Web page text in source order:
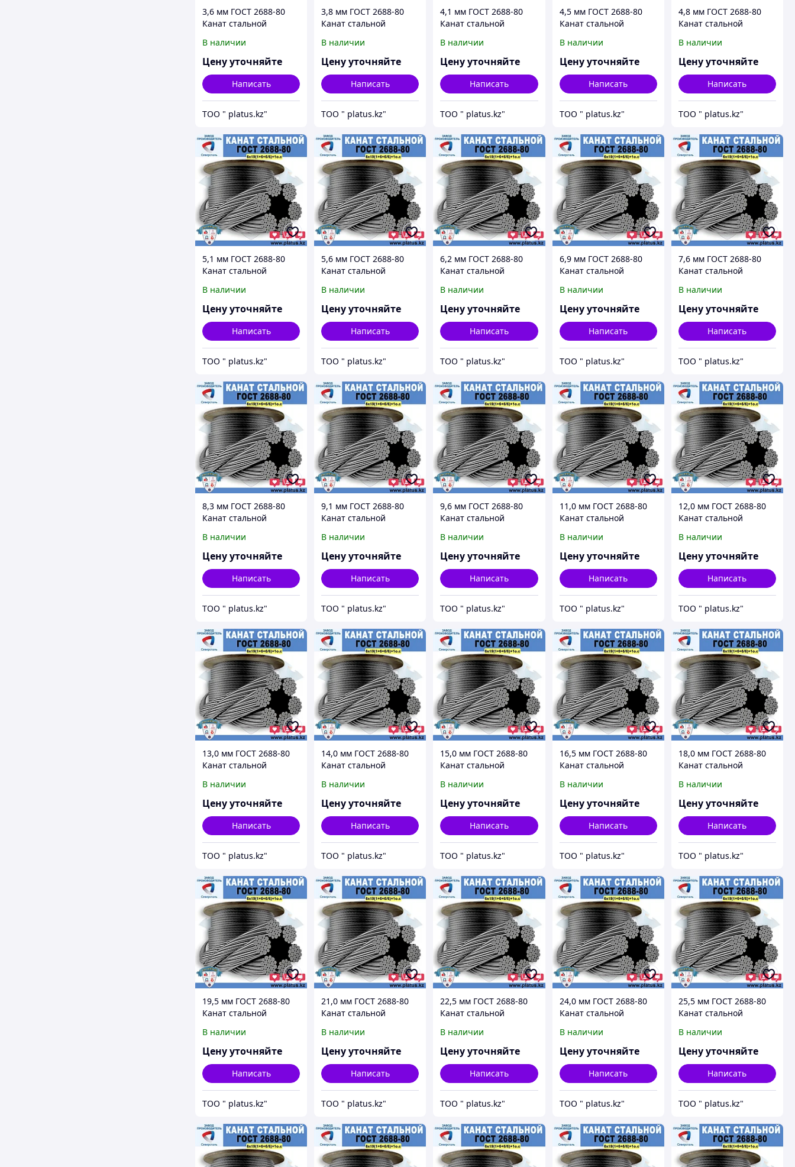
3,6 мм ГОСТ 2688-80
Канат стальной
В наличии
Цену уточняйте
Написать
ТОО " platus.kz"
3,8 мм ГОСТ 2688-80
Канат стальной
В наличии
Цену уточняйте
Написать
ТОО " platus.kz"
4,1 мм ГОСТ 2688-80
Канат стальной
В наличии
Цену уточняйте
Написать
ТОО " platus.kz"
4,5 мм ГОСТ 2688-80
Канат стальной
В наличии
Цену уточняйте
Написать
ТОО " platus.kz"
4,8 мм ГОСТ 2688-80
Канат стальной
В наличии
Цену уточняйте
Написать
ТОО " platus.kz"
5,1 мм ГОСТ 2688-80
Канат стальной
В наличии
Цену уточняйте
Написать
ТОО " platus.kz"
5,6 мм ГОСТ 2688-80
Канат стальной
В наличии
Цену уточняйте
Написать
ТОО " platus.kz"
6,2 мм ГОСТ 2688-80
Канат стальной
В наличии
Цену уточняйте
Написать
ТОО " platus.kz"
6,9 мм ГОСТ 2688-80
Канат стальной
В наличии
Цену уточняйте
Написать
ТОО " platus.kz"
7,6 мм ГОСТ 2688-80
Канат стальной
В наличии
Цену уточняйте
Написать
ТОО " platus.kz"
8,3 мм ГОСТ 2688-80
Канат стальной
В наличии
Цену уточняйте
Написать
ТОО " platus.kz"
9,1 мм ГОСТ 2688-80
Канат стальной
В наличии
Цену уточняйте
Написать
ТОО " platus.kz"
9,6 мм ГОСТ 2688-80
Канат стальной
В наличии
Цену уточняйте
Написать
ТОО " platus.kz"
11,0 мм ГОСТ 2688-80
Канат стальной
В наличии
Цену уточняйте
Написать
ТОО " platus.kz"
12,0 мм ГОСТ 2688-80
Канат стальной
В наличии
Цену уточняйте
Написать
ТОО " platus.kz"
13,0 мм ГОСТ 2688-80
Канат стальной
В наличии
Цену уточняйте
Написать
ТОО " platus.kz"
14,0 мм ГОСТ 2688-80
Канат стальной
В наличии
Цену уточняйте
Написать
ТОО " platus.kz"
15,0 мм ГОСТ 2688-80
Канат стальной
В наличии
Цену уточняйте
Написать
ТОО " platus.kz"
16,5 мм ГОСТ 2688-80
Канат стальной
В наличии
Цену уточняйте
Написать
ТОО " platus.kz"
18,0 мм ГОСТ 2688-80
Канат стальной
В наличии
Цену уточняйте
Написать
ТОО " platus.kz"
19,5 мм ГОСТ 2688-80
Канат стальной
В наличии
Цену уточняйте
Написать
ТОО " platus.kz"
21,0 мм ГОСТ 2688-80
Канат стальной
В наличии
Цену уточняйте
Написать
ТОО " platus.kz"
22,5 мм ГОСТ 2688-80
Канат стальной
В наличии
Цену уточняйте
Написать
ТОО " platus.kz"
24,0 мм ГОСТ 2688-80
Канат стальной
В наличии
Цену уточняйте
Написать
ТОО " platus.kz"
25,5 мм ГОСТ 2688-80
Канат стальной
В наличии
Цену уточняйте
Написать
ТОО " platus.kz"